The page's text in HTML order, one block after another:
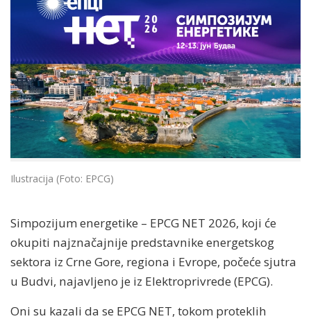
Ilustracija (Foto: EPCG)
Simpozijum energetike – EPCG NET 2026, koji će
okupiti najznačajnije predstavnike energetskog
sektora iz Crne Gore, regiona i Evrope, počeće sjutra
u Budvi, najavljeno je iz Elektroprivrede (EPCG).
Oni su kazali da se EPCG NET, tokom proteklih